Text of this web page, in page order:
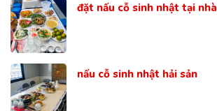
đặt nấu cỗ sinh nhật tại nhà
nấu cỗ sinh nhật hải sản